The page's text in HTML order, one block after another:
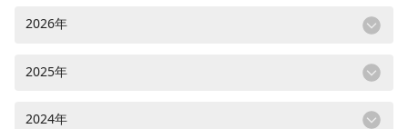
2026年
2025年
2024年